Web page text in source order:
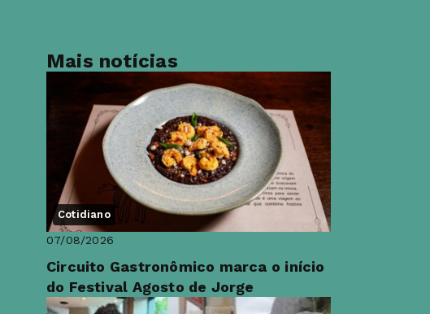
Mais notícias
Cotidiano
07/08/2026
Circuito Gastronômico marca o início
do Festival Agosto de Jorge